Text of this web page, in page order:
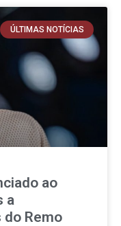
ÚLTIMAS NOTÍCIAS
ao
a
Remo